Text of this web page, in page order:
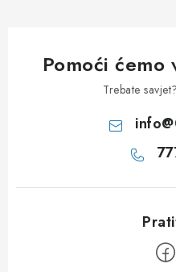
Pomoći
Trebate
info@